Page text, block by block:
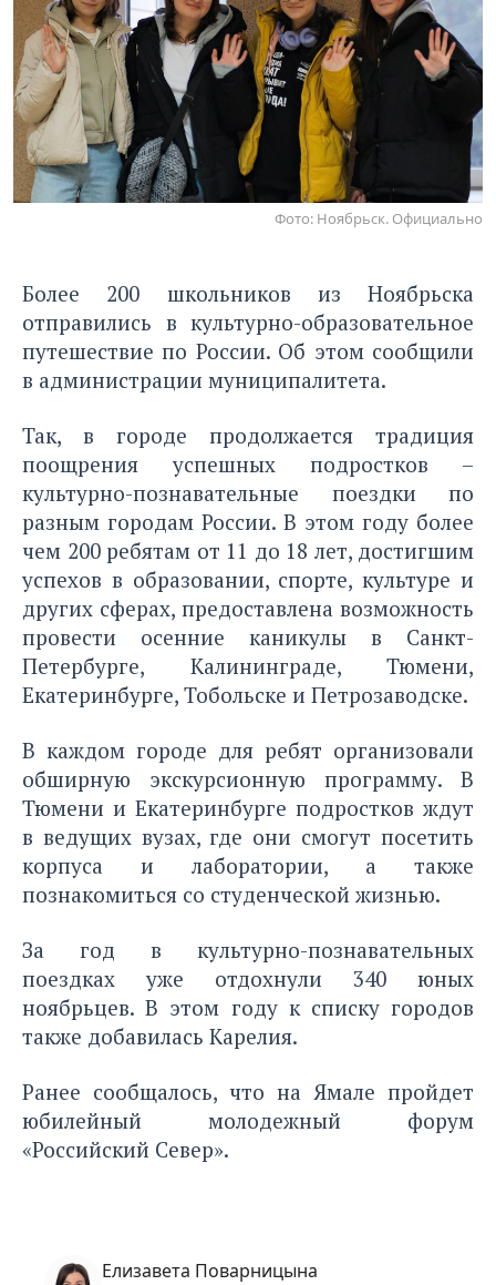
Фото: Ноябрьск. Официально
Более 200 школьников из Ноябрьска
отправились в культурно-образовательное
путешествие по России. Об этом сообщили
в администрации муниципалитета.
Так, в городе продолжается традиция
поощрения успешных подростков –
культурно-познавательные поездки по
разным городам России. В этом году более
чем 200 ребятам от 11 до 18 лет, достигшим
успехов в образовании, спорте, культуре и
других сферах, предоставлена возможность
провести осенние каникулы в Санкт-
Петербурге, Калининграде, Тюмени,
Екатеринбурге, Тобольске и Петрозаводске.
В каждом городе для ребят организовали
обширную экскурсионную программу. В
Тюмени и Екатеринбурге подростков ждут
в ведущих вузах, где они смогут посетить
корпуса и лаборатории, а также
познакомиться со студенческой жизнью.
За год в культурно-познавательных
поездках уже отдохнули 340 юных
ноябрьцев. В этом году к списку городов
также добавилась Карелия.
Ранее сообщалось, что на Ямале пройдет
юбилейный молодежный форум
«Российский Север».
Елизавета Поварницына